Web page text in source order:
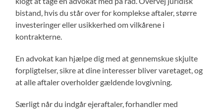
bistand, hvis du står over for komplekse aftaler, større
investeringer eller usikkerhed om vilkårene i
kontrakterne.
En advokat kan hjælpe dig med at gennemskue skjulte
forpligtelser, sikre at dine interesser bliver varetaget, og
at alle aftaler overholder gældende lovgivning.
Særligt når du indgår ejeraftaler, forhandler med